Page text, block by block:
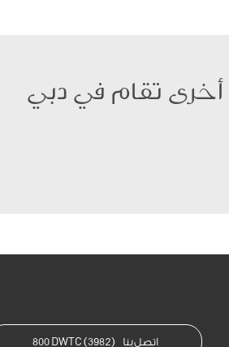
أخرى تقام في دبي
اتصل بنا 800 DWTC (3982)